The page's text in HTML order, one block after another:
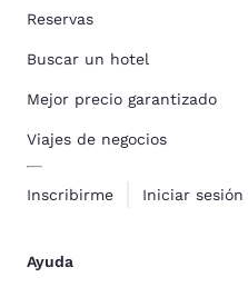
Reservas
Buscar un hotel
Mejor precio garantizado
Viajes de negocios
Inscribirme Iniciar sesión
Ayuda